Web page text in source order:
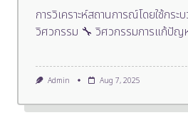
การวิเคราะห์สถานการณ์โดยใช้กร
วิศวกรรม 🔧 วิศวกรรมการแก้ปัญ
Admin Aug 7, 2025